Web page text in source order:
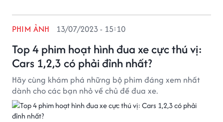
Top 4 phim hoạt hình đua xe cực thú vị:
Cars 1,2,3 có phải đỉnh nhất?
PHIM ẢNH 13/07/2023 - 15:10
Hãy cùng khám phá những bộ phim đáng xem nhất
dành cho các bạn nhỏ về chủ đề đua xe.